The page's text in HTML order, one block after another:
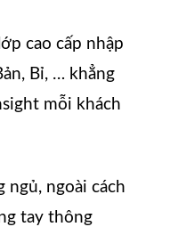
cao cấp nhập
Bỉ, … khẳng
mỗi khách
ngoài cách
tay thông